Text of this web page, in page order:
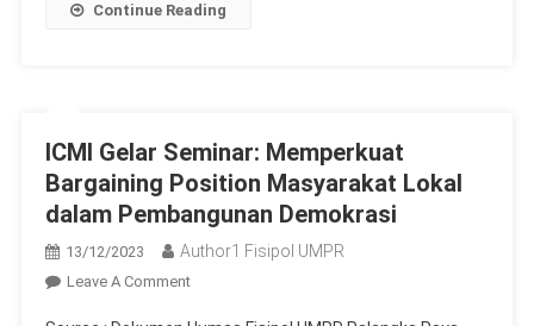
Bahasa
Continue Reading
ICMI Gelar Seminar: Memperkuat
Bargaining Position Masyarakat Lokal
dalam Pembangunan Demokrasi
13/12/2023 Author1 Fisipol UMPR
Leave A CommentOn